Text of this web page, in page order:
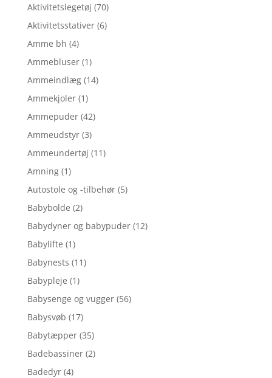
Aktivitetslegetøj (70)
Aktivitetsstativer (6)
Amme bh (4)
Ammebluser (1)
Ammeindlæg (14)
Ammekjoler (1)
Ammepuder (42)
Ammeudstyr (3)
Ammeundertøj (11)
Amning (1)
Autostole og -tilbehør (5)
Babybolde (2)
Babydyner og babypuder (12)
Babylifte (1)
Babynests (11)
Babypleje (1)
Babysenge og vugger (56)
Babysvøb (17)
Babytæpper (35)
Badebassiner (2)
Badedyr (4)